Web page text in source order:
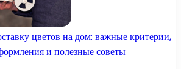
цветов на дом: важные критерии,
и полезные советы